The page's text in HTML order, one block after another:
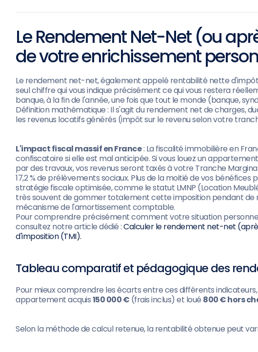
Le Rendement Net-Net (ou
de votre enrichissement
Le rendement net-net, également appelé rentabilité nette
seul chiffre qui vous indique précisément ce qui vous restera
banque, à la fin de l'année, une fois que tout le monde (banque,
Définition mathématique : Il s'agit du rendement net de charges,
les revenus locatifs générés (impôt sur le revenu selon votre
L'impact fiscal massif en France: La fiscalité immobilière en
confiscatoire si elle est mal anticipée. Si vous louez un
par des travaux, vos revenus seront taxés à votre Tranche
17,2 % de prélèvements sociaux. Plus de la moitié de vos bénéfices
stratégie fiscale optimisée, comme le statut LMNP (Location
très souvent de gommer totalement cette imposition pendant de
mécanisme de l'amortissement comptable.
Pour comprendre précisément comment votre situation
consultez notre article dédié :Calculer le rendement net-net
d'imposition (TMI).
Tableau comparatif et pédagogique des
Pour mieux comprendre les écarts entre ces différents
appartement acquis150 000 € (frais inclus) et loué 800 € hors
Selon la méthode de calcul retenue, la rentabilité obtenue peut